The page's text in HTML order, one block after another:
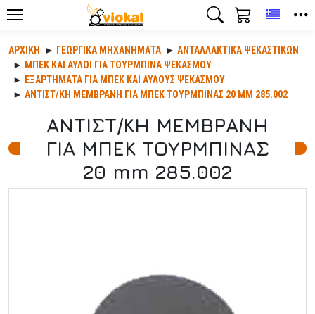
ΑΡΧΙΚΉ ΓΕΩΡΓΙΚΆ ΜΗΧΑΝΉΜΑΤΑ
ΑΝΤΑΛΛΑΚΤΙΚΆ ΨΕΚΑΣΤΙΚΏΝ
ΜΠΕΚ ΚΑΙ ΑΥΛΟΙ ΓΙΑ ΤΟΥΡΜΠΙΝΑ ΨΕΚΑΣΜΟΥ
ΕΞΑΡΤΗΜΑΤΑ ΓΙΑ ΜΠΕΚ ΚΑΙ ΑΥΛΟΥΣ ΨΕΚΑΣΜΟΥ
ΑΝΤΙΣΤ/ΚΗ ΜΕΜΒΡΑΝΗ ΓΙΑ ΜΠΕΚ ΤΟΥΡΜΠΙΝΑΣ 20 MM 285.002
ΑΝΤΙΣΤ/ΚΗ ΜΕΜΒΡΑΝΗ
ΓΙΑ ΜΠΕΚ ΤΟΥΡΜΠΙΝΑΣ
20 mm 285.002